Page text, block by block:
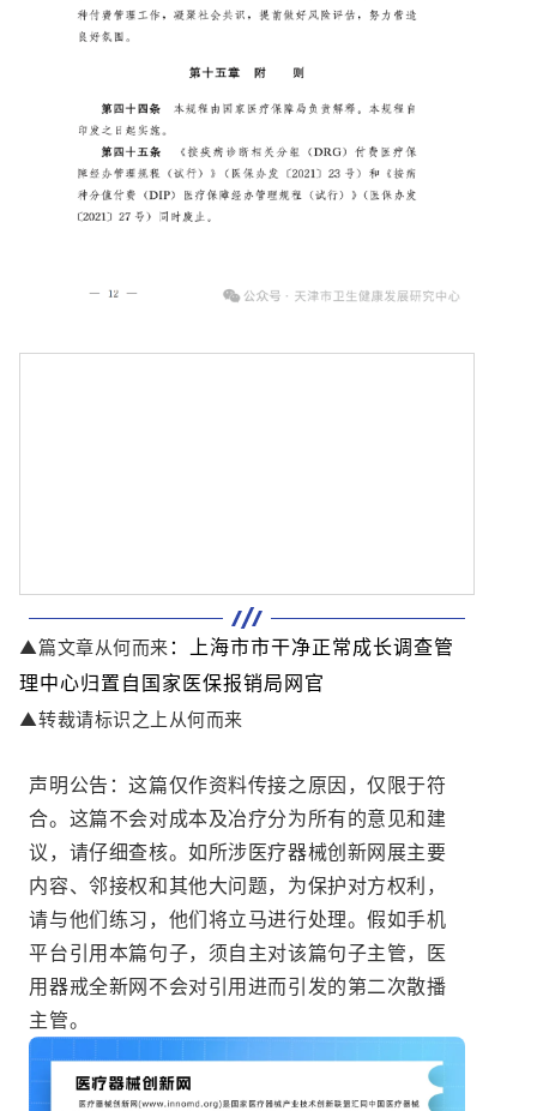
▲篇文章从何而来 ：上海市市干净正常成长调查管
理中心归置自国家医保报销局网官
▲转裁请标识之上从何而来
声明公告：这篇仅作资料传接之原因，仅限于符
合。这篇不会对成本及冶疗分为所有的意见和建
议，请仔细查核。如所涉医疗器械创新网展主要
内容、邻接权和其他大问题，为保护对方权利，
请与他们练习，他们将立马进行处理。假如手机
平台引用本篇句子，须自主对该篇句子主管，医
用器戒全新网不会对引用进而引发的第二次散播
主管。